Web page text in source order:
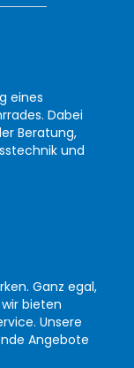
eines
Dabei
Beratung,
und
Ganz egal,
bieten
Unsere
Angebote